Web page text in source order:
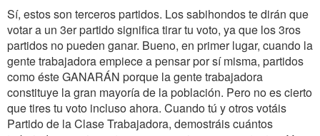
Sí, estos son terceros partidos. Los sabihondos te dirán que
votar a un 3er partido significa tirar tu voto, ya que los 3ros
partidos no pueden ganar. Bueno, en primer lugar, cuando la
gente trabajadora empiece a pensar por sí misma, partidos
como éste GANARÁN porque la gente trabajadora
constituye la gran mayoría de la población. Pero no es cierto
que tires tu voto incluso ahora. Cuando tú y otros votáis
Partido de la Clase Trabajadora, demostráis cuántos